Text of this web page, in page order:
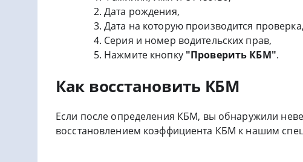
Дата рождения,
Дата на которую производится проверка,
Серия и номер водительских прав,
Нажмите кнопку "Проверить КБМ".
Как восстановить КБМ
Если после определения КБМ, вы обнаружили
восстановлением коэффициента КБМ к нашим